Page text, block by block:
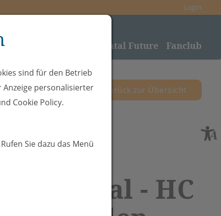
Login
Rheintal Future Fanclub
zurück zur Übersicht
Rheintal - HC
sind für den Betrieb
personalisierter
Cookie Policy.
Sie dazu das Menü